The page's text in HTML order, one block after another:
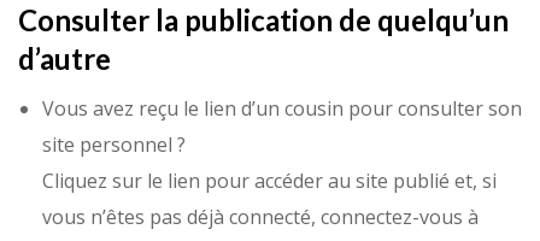
Consulter la publication de quelqu’un
d’autre
Vous avez reçu le lien d’un cousin pour consulter son
site personnel ?
Cliquez sur le lien pour accéder au site publié et, si
vous n’êtes pas déjà connecté, connectez-vous à